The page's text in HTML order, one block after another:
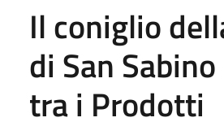
Il coniglio
di San
tra i Prodotti